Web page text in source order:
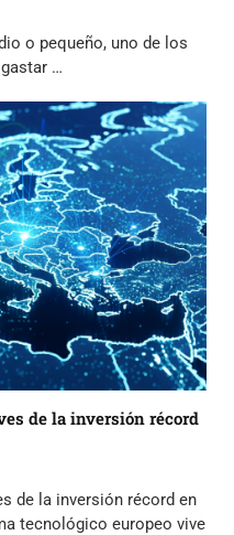
o pequeño, uno de los
…
de la inversión récord
de la inversión récord en
tecnológico europeo vive